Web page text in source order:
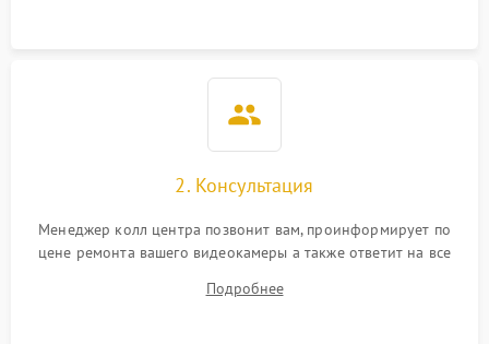
2. Консультация
Менеджер колл центра позвонит вам, проинформирует по
цене ремонта вашего видеокамеры а также ответит на все
Подробнее